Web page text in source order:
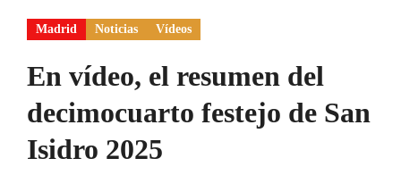
Madrid Noticias Vídeos
En vídeo, el resumen del
decimocuarto festejo de San
Isidro 2025